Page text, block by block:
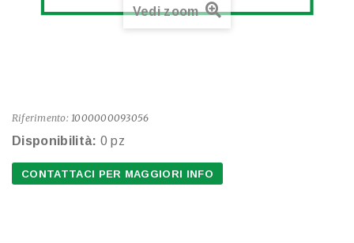
Vedi zoom
Riferimento: 1000000093056
Disponibilità: 0 pz
CONTATTACI PER MAGGIORI INFO